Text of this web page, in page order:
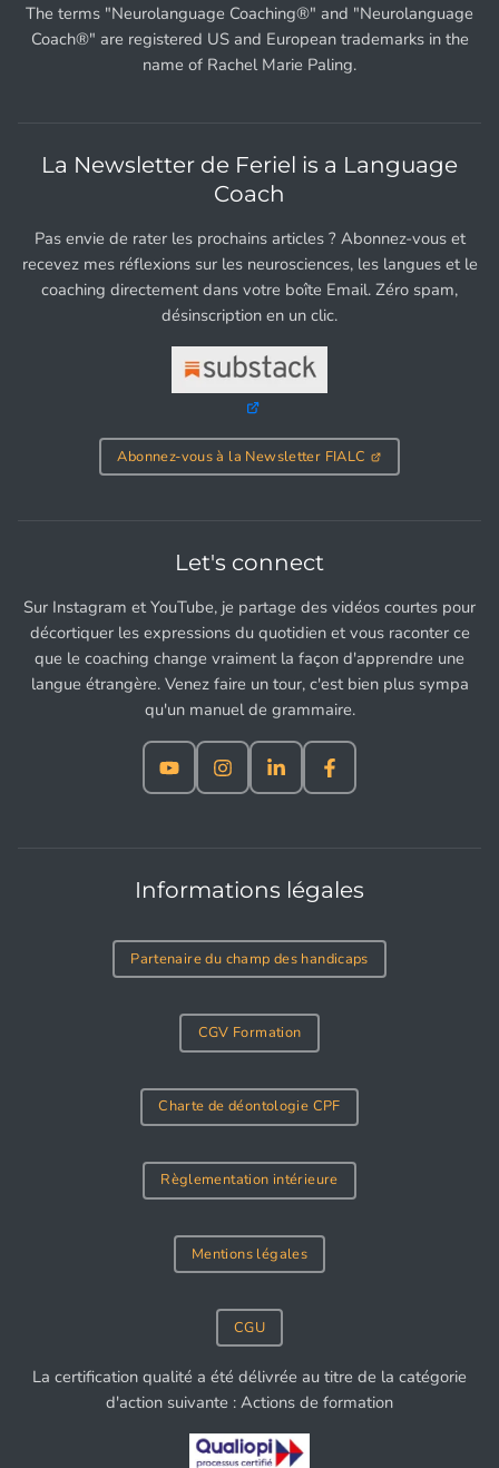
The terms "Neurolanguage Coaching®" and "Neurolanguage
Coach®" are registered US and European trademarks in the
name of Rachel Marie Paling.
La Newsletter de Feriel is a Language
Coach
Pas envie de rater les prochains articles ? Abonnez-vous et
recevez mes réflexions sur les neurosciences, les langues et le
coaching directement dans votre boîte Email. Zéro spam,
désinscription en un clic.
Abonnez-vous à la Newsletter FIALC
Let's connect
Sur Instagram et YouTube, je partage des vidéos courtes pour
décortiquer les expressions du quotidien et vous raconter ce
que le coaching change vraiment la façon d'apprendre une
langue étrangère. Venez faire un tour, c'est bien plus sympa
qu'un manuel de grammaire.
Informations légales
Partenaire du champ des handicaps
CGV Formation
Charte de déontologie CPF
Règlementation intérieure
Mentions légales
CGU
La certification qualité a été délivrée au titre de la catégorie
d'action suivante : Actions de formation